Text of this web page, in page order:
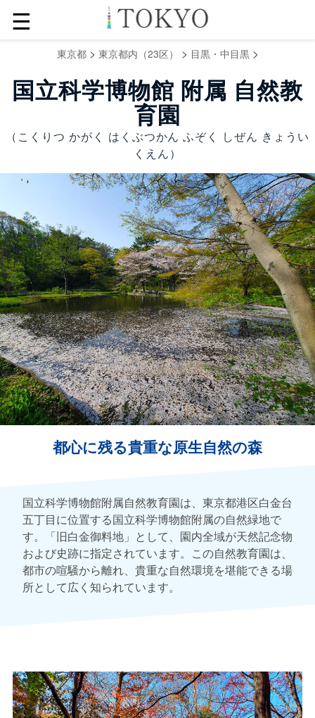
☰
東京都> 東京都内（23区） > 目黒・中目黒>
国立科学博物館 附属 自然教
育園
（こくりつ かがく はくぶつかん ふぞく しぜん きょうい
くえん）
都心に残る貴重な原生自然の森
国立科学博物館附属自然教育園は、東京都港区白金台
五丁目に位置する国立科学博物館附属の自然緑地で
す。「旧白金御料地」として、園内全域が天然記念物
および史跡に指定されています。この自然教育園は、
都市の喧騒から離れ、貴重な自然環境を堪能できる場
所として広く知られています。